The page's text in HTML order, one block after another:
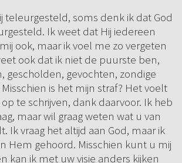
teleurgesteld, soms denk ik dat God
Ik weet dat Hij iedereen
ook, maar ik voel me zo vergeten
ook dat ik niet de puurste ben,
gescholden, gevochten, zondige
is het mijn straf? Het voelt
te schrijven, dank daarvoor. Ik heb
maar wil graag weten wat u van
Ik vraag het altijd aan God, maar ik
Hem gehoord. Misschien kunt u mij
kan ik met uw visie anders kijken